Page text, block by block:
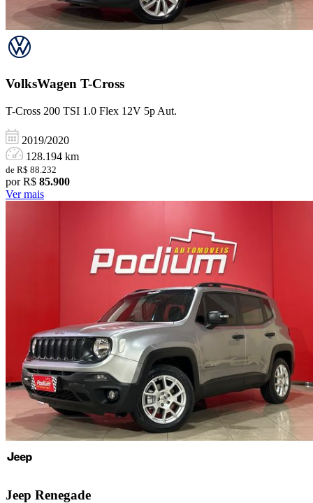
VolksWagen T-Cross
T-Cross 200 TSI 1.0 Flex 12V 5p Aut.
2019/2020
128.194 km
de R$ 88.232
por R$ 85.900
Ver mais
Jeep Renegade